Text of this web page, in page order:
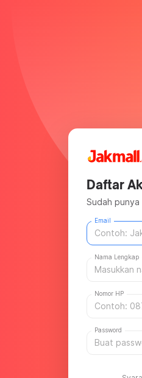
Daftar
Sudah punya
Email
Nama Lengkap
Nomor HP
Password